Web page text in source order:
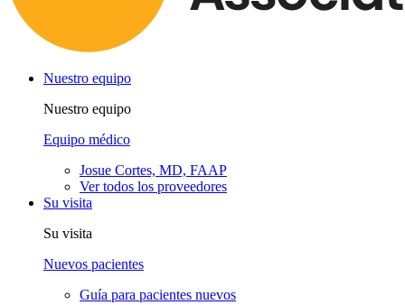
Nuestro equipo
Nuestro equipo
Equipo médico
Josue Cortes, MD, FAAP
Ver todos los proveedores
Su visita
Su visita
Nuevos pacientes
Guía para pacientes nuevos